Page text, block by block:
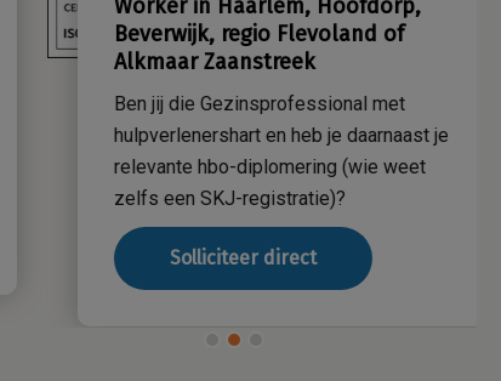
Alkmaar Zaanstreek
Ben jij die Gezinsprofessional met
hulpverlenershart en heb je daarnaast je
relevante hbo-diplomering (wie weet
zelfs een SKJ-registratie)?
Solliciteer direct